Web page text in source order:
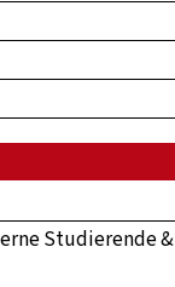
Studierende &